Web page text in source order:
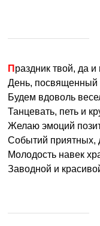
Праздник твой, да
День, посвященный
Будем вдоволь
Танцевать, петь и
Желаю эмоций
Событий приятных,
Молодость навек
Заводной и